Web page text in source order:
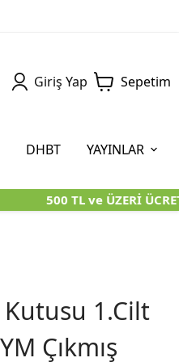
Giriş Yap Sepetim
DHBT YAYINLAR
500 TL ve ÜZERİ
Kutusu 1.Cilt
Çıkmış